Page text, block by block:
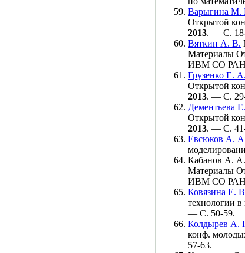
Варыгина М.
Открытой
2013. — С.
Вяткин А. В.
Материалы
ИВМ СО
Грузенко Е. А.
Открытой
2013. — С.
Дементьева
Открытой
2013. — С.
Евсюков А.
Кабанов А. А.
Материалы
ИВМ СО
Ковязина Е.
технологии
— С. 50-59.
Колдырев А.
конф.
57-63.